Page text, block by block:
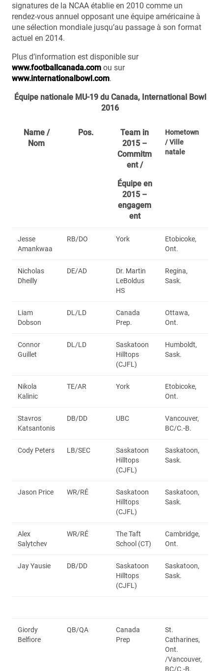
signatures de la NCAA établie en 2010 comme un
rendez-vous annuel opposant une équipe américaine à
une sélection mondiale jusqu’au passage à son format
actuel en 2014.
Plus d’information est disponible sur
www.footballcanada.com ou sur
www.internationalbowl.com.
Équipe nationale MU-19 du Canada, International Bowl
2016
Name /
Nom
Pos.
Team in
2015 –
Commitm
ent /
Équipe en
2015 –
engagem
ent
Hometown
/ Ville
natale
Jesse
Amankwaa
RB/DO York
Etobicoke,
Ont.
Nicholas
Dheilly
DE/AD
Dr. Martin
LeBoldus
HS
Regina,
Sask.
Liam
Dobson
DL/LD
Canada
Prep.
Ottawa,
Ont.
Connor
Guillet
DL/LD
Saskatoon
Hilltops
(CJFL)
Humboldt,
Sask.
Nikola
Kalinic
TE/AR York
Etobicoke,
Ont.
Stavros
Katsantonis
DB/DD UBC
Vancouver,
BC/C.-B.
Cody Peters LB/SEC
Saskatoon
Hilltops
(CJFL)
Saskatoon,
Sask.
Jason Price WR/RÉ
Saskatoon
Hilltops
(CJFL)
Saskatoon,
Sask.
Alex
Salytchev
WR/RÉ
The Taft
School (CT)
Cambridge,
Ont.
Jay Yausie DB/DD
Saskatoon
Hilltops
(CJFL)
Saskatoon,
Sask.
Giordy
Belfiore
QB/QA
Canada
Prep
St.
Catharines,
Ont.
/Vancouver,
BC/C.-B.